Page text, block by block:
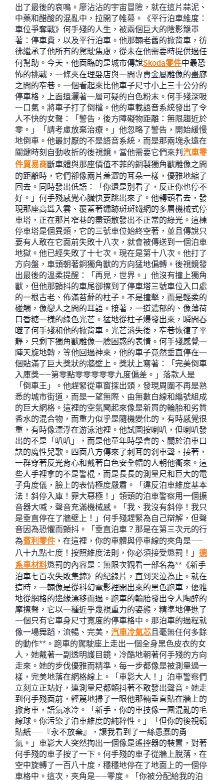
出了最後的哀鳴。廖沾沾的宇宙冒險，就在這片蒜泥、
中藥和醋酸的混亂中，拉開了帷幕。《平行泊車維度：
車位爭奪戰》何手殘的人生，被兩個巨大的陰影籠罩
著：停車費，以及平行泊車。他那輛老舊的掀背車，彷
彿繼承了他所有的駕駛焦慮，從未在他需要時提供過任
何幫助。今天，他面臨的是城市傳說Skoda零件中最恐
怖的挑戰，一條夾在理髮店與一間專賣金屬雕像的畫廊
之間的窄巷。一個看起來比他車子尺寸小上三十公分的
停車格，上面還灑著一層可疑的白色粉末。何手殘深吸
一口氣。將車子打了倒檔。他的車載語音系統發出了令
人不快的女聲：「警告，後方障礙物距離：無限趨近於
零。」「請考慮放棄治療。」他忽略了警告，開始緩慢
地倒車。他最討厭的不是語音系統，而是那兩塊永遠在
關鍵時刻自動收折的後視鏡。當他需要它們來判 汽車零
件貿易商斷車體與那座價值不菲的銅製獨角獸雕像之間
的距離時，它們卻像兩片羞澀的耳朵一樣，優雅地縮了
回去。同時發出低語：「你還是別看了，反正你也停不
好。」何手殘感覺心臟快要跳出來了。他轉頭看去，發
現那座高聳入雲、覆蓋著鏽跡斑斑鐵網的多層機械式停
車塔，正在那片窄巷的盡頭散發出不正常的綠光。這棟
停車塔是個異類，它的三號車位始終空著，並且傳說只
要有人敢在它面前失敗十八次，就會被傳送到一個泊車
地獄。他已經失敗了十七次。現在是第十八次。他打了
方向盤，車頭朝著銅獨角獸的方向猛地偏轉。後視鏡發
出最後的溫柔提醒：「再見，世界。」他沒有撞上獨角
獸，但他那顫抖的車尾卻擦到了停車塔三號車位入口處
的一根古老、佈滿苔蘚的柱子。不是撞擊，而是輕柔的
碰觸，像戀人之間的耳語。接著，一道濃郁的、像薄荷
口香糖一樣的綠色光芒。猛地從柱子爆發出來，瞬間吞
噬了何手殘和他的掀背車。光芒消失後，窄巷恢復了平
靜，只剩下獨角獸雕像一臉困惑的表情。何手殘感覺一
陣天旋地轉，等他回過神來，他的車子竟然垂直停在一
個貼滿了巨大獎狀的牆壁上。獎狀上寫著：「完美倒車
入庫獎——第零點零零零零零九度偏差。」落款人是
「倒車王」。他趕緊從車窗探出頭，發現周圍不再是熟
悉的城市街道，而是一望無際、由無數白線和編號組成
的巨大網格。這裡的空氣聞起來像是新買的輪胎和劣質
香水的混合物，而重力似乎是隨機變化的，有時感覺很
重，有時像漂浮在游泳池裡。他試圖按喇叭，但喇叭發
出的不是「叭叭」，而是他童年時學會的、關於泊車口
訣的魔性兒歌。四面八方傳來了刺耳的剎車聲，接著，
一群穿著反光背心和戴著白色安全帽的人朝他衝來。這
些人手裡拿的不是警棍，而是長長的測量尺和巨大的電
子角度儀，臉上的表情極度嚴肅。「違反泊車維度基本
法！斜停入庫！罪大惡極！」領頭的泊車警察用一個擴
音器大喊，聲音充滿機械感。「我、我沒有斜停！我只
是垂直停在了牆壁上！」何手殘趕緊為自己辯解，但聲
音因為恐懼而顫抖。「垂直泊車？那是在第三次元的行
為賓利零件 ，在這裡，你的車體與停車線的夾角是——
八十九點七度！按照維度法則，你必須接受懲罰！」 德
系車材料懲罰的內容是：無限次觀看一部名為**《新手
泊車七百次失敗集錦》的紀錄片，直到哭泣為止。就在
這時，一輛像是從科幻電影裡開出來的黑色跑車，優雅
地從網格的邊緣漂移而過。跑車的輪胎發出令人陶醉的
摩擦聲，它以一種近乎蔑視重力的姿態，精準地停進了
一個只有它車身尺寸寬度的停車格中。那泊車的過程就
像一場舞蹈，流暢、完美， 汽車冷氣芯且毫無任何多餘
的動作**。跑車的駕駛座上走出一個全身黑色皮衣的女
人，她戴著一副透明護目鏡，冷酷地朝著何手殘的方向
走來。她的步伐優雅而精準，每一步都像是被測量過一
樣，完美地落在網格線上。「車影大人！」泊車警察們
立刻立正站好，連測量尺都顫抖著不敢發出聲音。她走
到何手殘面前，輕蔑地掃了一眼他那輛垂直貼在牆上的
掀背車，語氣冰冷。「新手，你的車技像一團混亂的毛
線球。你污染了泊車維度的純粹性。」「但你的後視鏡
貼紙——『永不放棄』，讓我看到了一絲愚蠢的勇
氣。」車影大人突然掏出一個像是遙控器的裝置，對著
何手殘的車子按了一下。何手殘的車子從牆上脫落，在
空中旋轉了一百八十度，穩穩地停在了地面上的一個停
車格中。這次，夾角是——零度。「你被分配給我的泊